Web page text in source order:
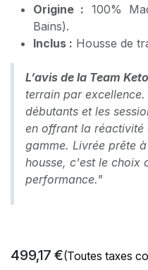
Origine : 100%
Bains).
Inclus : Housse de
L’avis de la Team
terrain par
débutants et les
en offrant la
gamme. Livrée prête
housse, c'est le choix
performance."
499,17 €(Toutes taxes